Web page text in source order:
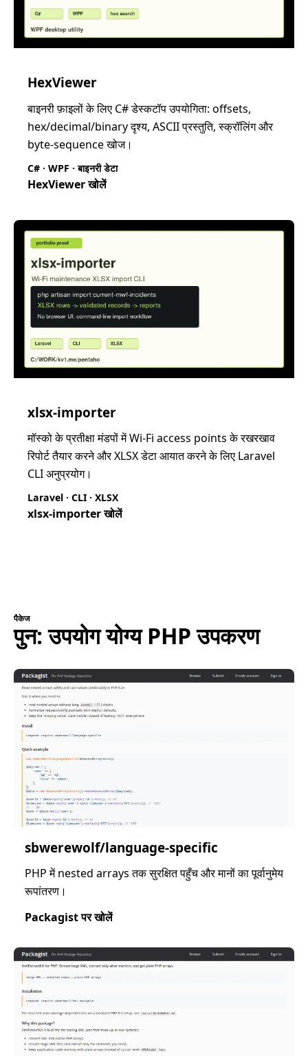
HexViewer
बाइनरी फ़ाइलों के लिए C# डेस्कटॉप उपयोगिता: offsets,
hex/decimal/binary दृश्य, ASCII प्रस्तुति, स्क्रॉलिंग और
byte-sequence खोज।
C# · WPF · बाइनरी डेटा
HexViewer खोलें
xlsx-importer
मॉस्को के प्रतीक्षा मंडपों में Wi‑Fi access points के रखरखाव
रिपोर्ट तैयार करने और XLSX डेटा आयात करने के लिए Laravel
CLI अनुप्रयोग।
Laravel · CLI · XLSX
xlsx-importer खोलें
पैकेज
पुन: उपयोग योग्य PHP उपकरण
sbwerewolf/language-specific
PHP में nested arrays तक सुरक्षित पहुँच और मानों का पूर्वानुमेय
रूपांतरण।
Packagist पर खोलें